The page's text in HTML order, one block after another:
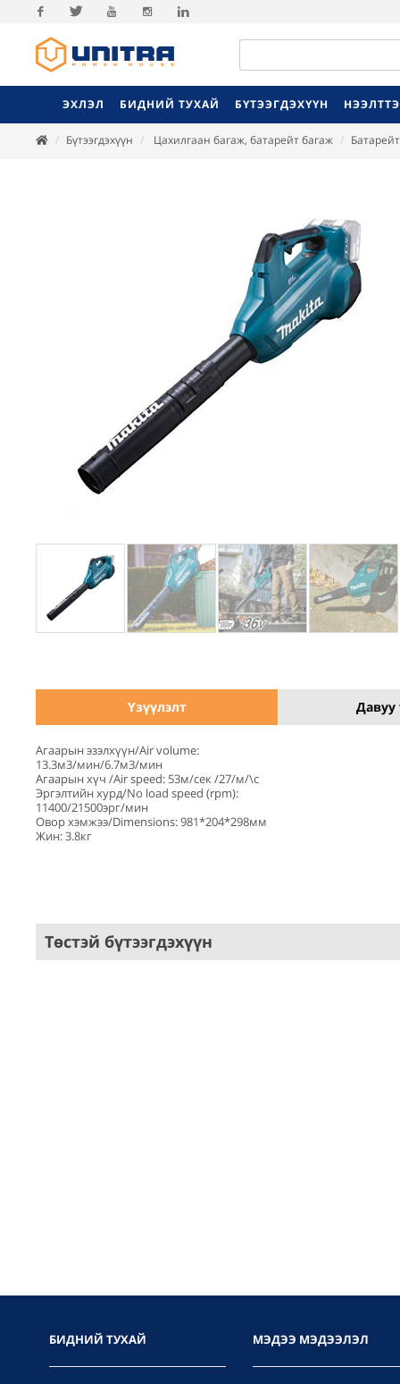
Facebook
ЭХЛЭЛ БИДНИЙ ТУХАЙ БҮТЭЭГДЭХҮҮН
Бүтээгдэхүүн Цахилгаан багаж, батарейт багаж
Үзүүлэлт Давуу
Агаарын эзэлхүүн/Air volume:
13.3м3/мин/6.7м3/мин
Агаарын хүч /Air speed: 53м/сек /27/м/\с
Эргэлтийн хурд/No load speed (rpm):
11400/21500эрг/мин
Овор хэмжээ/Dimensions: 981*204*298мм
Жин: 3.8кг
Төстэй бүтээгдэхүүн
БИДНИЙ ТУХАЙ МЭДЭЭ МЭДЭЭЛЭЛ